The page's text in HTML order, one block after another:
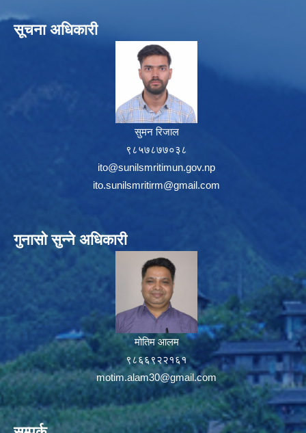
सूचना अधिकारी
सुमन रिजाल
९८५७८७७०३८
ito@sunilsmritimun.gov.np
ito.sunilsmritirm@gmail.com
गुनासो सुन्ने अधिकारी
मोतिम आलम
९८६६९२२१६१
motim.alam30@gmail.com